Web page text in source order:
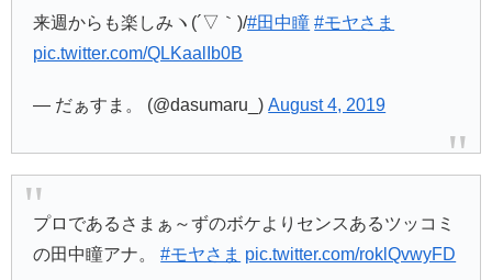
来週からも楽しみヽ(´▽｀)/#田中瞳 #モヤさま
pic.twitter.com/QLKaalIb0B
— だぁすま。 (@dasumaru_)August 4, 2019
プロであるさまぁ～ずのボケよりセンスあるツッコミ
の田中瞳アナ。#モヤさま pic.twitter.com/roklQvwyFD